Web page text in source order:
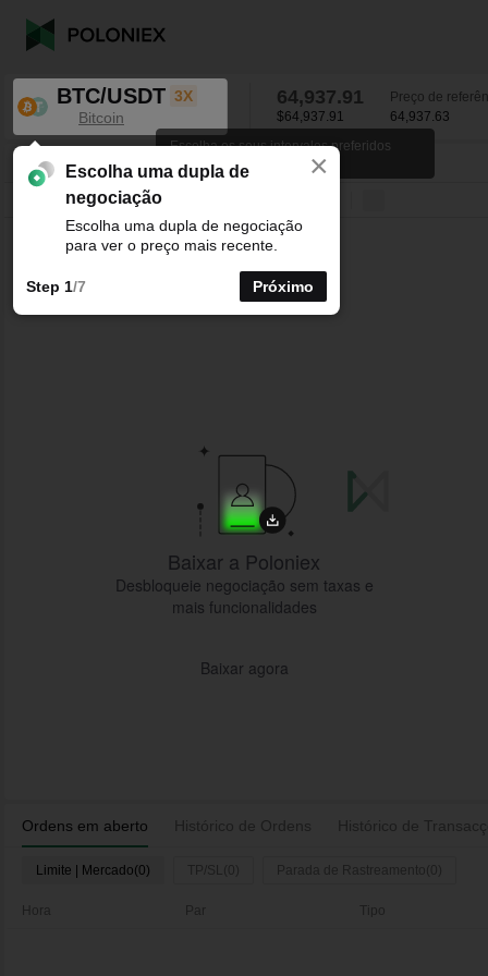
BTC/USDT 3X
Bitcoin
64,937.91
$64,937.91
Preço de
64,937.63
BTC/USDT 0.85 64,937.91
15minutos1horas4horas
Ordens em aberto Histórico de Ordens Histórico de
Limite | Mercado(0) TP/SL(0) Parada de Rastreamento(0)
Hora Par Tipo
Baixar a Poloniex
Desbloqueie negociação sem taxas e
mais funcionalidades
Baixar agora
Escolha os seus intervalos preferidos
para os gráficos de velas.×
Escolha uma dupla de
negociação
Escolha uma dupla de negociação
para ver o preço mais recente.
Step 1/7 Próximo